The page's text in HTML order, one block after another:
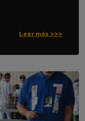
Leer más >>>